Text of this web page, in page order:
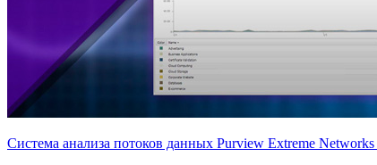
Система анализа потоков данных Purview Extreme Networks